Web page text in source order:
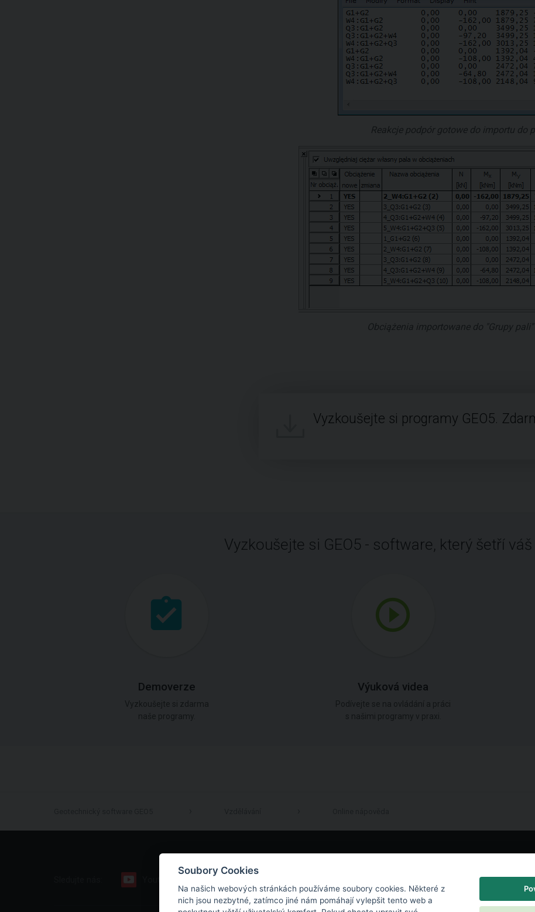
Reakcje podpór gotowe do importu do
Obciążenia importowane do "Grupy
Vyzkoušejte si programy GEO5.
Vyzkoušejte si GEO5 - software, který šetří váš
Demoverze Výuková videa
Soubory Cookies
Na našich webových stránkách používáme soubory cookies. Některé z
nich jsou nezbytné, zatímco jiné nám pomáhají vylepšit tento web a